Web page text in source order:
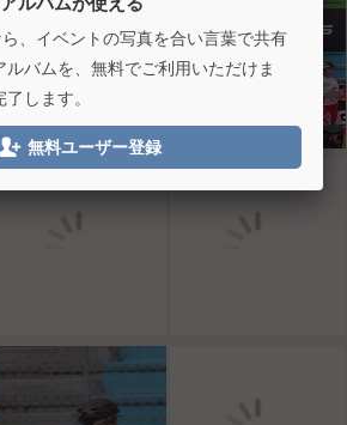
、イベントの写真を合い言葉で共有
ルバムを、無料でご利用いただけま
します。
 無料ユーザー登録